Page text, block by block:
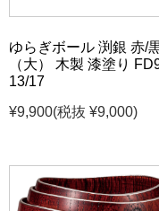
ゆらぎボール 渕銀 赤/
（大） 木製 漆塗り
13/17
¥9,900(税抜 ¥9,000)